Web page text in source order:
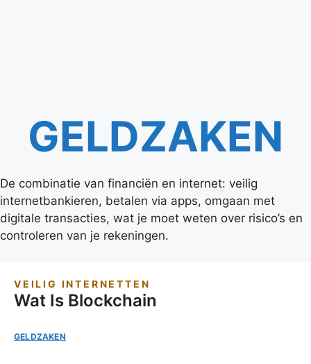
GELDZAKEN
De combinatie van financiën en internet: veilig
internetbankieren, betalen via apps, omgaan met
digitale transacties, wat je moet weten over risico’s en
controleren van je rekeningen.
VEILIG INTERNETTEN
Wat Is Blockchain
GELDZAKEN